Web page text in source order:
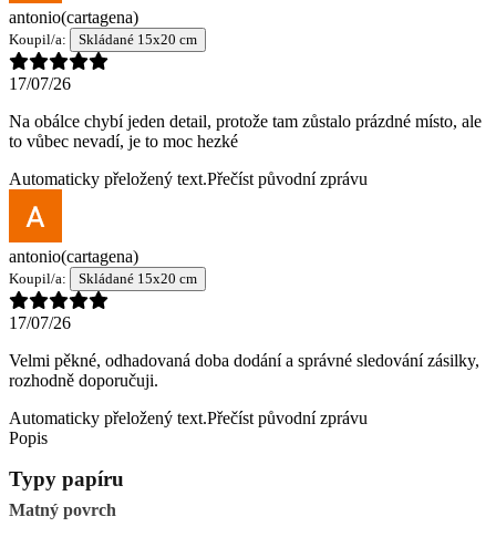
antonio(cartagena)
Koupil/a: Skládané 15x20 cm
17/07/26
Na obálce chybí jeden detail, protože tam zůstalo prázdné místo, ale
to vůbec nevadí, je to moc hezké
Automaticky přeložený text.Přečíst původní zprávu
antonio(cartagena)
Koupil/a: Skládané 15x20 cm
17/07/26
Velmi pěkné, odhadovaná doba dodání a správné sledování zásilky,
rozhodně doporučuji.
Automaticky přeložený text.Přečíst původní zprávu
Popis
Typy papíru
Matný povrch